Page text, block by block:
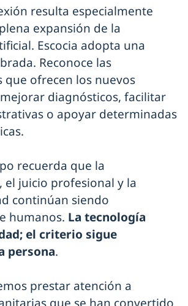
resulta especialmente
expansión de la
Escocia adopta una
Reconoce las
ofrecen los nuevos
diagnósticos, facilitar
o apoyar determinadas
recuerda que la
juicio profesional y la
continúan siendo
humanos. La tecnología
el criterio sigue
persona.
prestar atención a